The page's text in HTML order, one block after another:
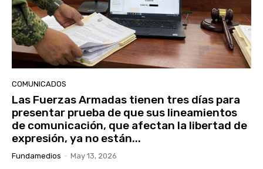
COMUNICADOS
Las Fuerzas Armadas tienen tres días para
presentar prueba de que sus lineamientos
de comunicación, que afectan la libertad de
expresión, ya no están...
Fundamedios - May 13, 2026